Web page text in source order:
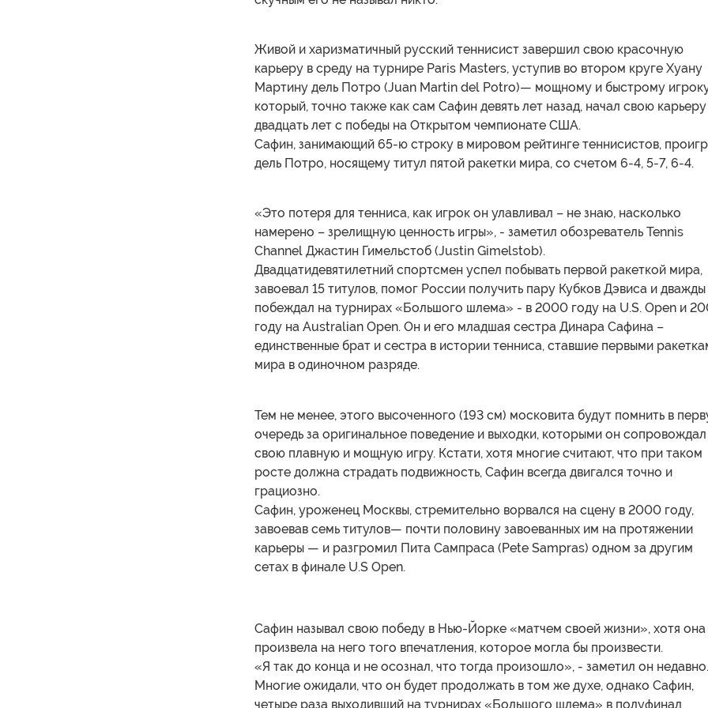
Живой и харизматичный русский теннисист завершил свою красочную
карьеру в среду на турнире Paris Masters, уступив во втором круге Хуану
Мартину дель Потро (Juan Martin del Potro)— мощному и быстрому
который, точно также как сам Сафин девять лет назад, начал свою карьеру
двадцать лет с победы на Открытом чемпионате США.
Сафин, занимающий 65-ю строку в мировом рейтинге теннисистов,
дель Потро, носящему титул пятой ракетки мира, со счетом 6-4, 5-7, 6-4.
«Это потеря для тенниса, как игрок он улавливал – не знаю, насколько
намерено – зрелищную ценность игры», - заметил обозреватель Tennis
Channel Джастин Гимельстоб (Justin Gimelstob).
Двадцатидевятилетний спортсмен успел побывать первой ракеткой мира,
завоевал 15 титулов, помог России получить пару Кубков Дэвиса и дважды
побеждал на турнирах «Большого шлема» - в 2000 году на U.S. Open и
году на Australian Open. Он и его младшая сестра Динара Сафина –
единственные брат и сестра в истории тенниса, ставшие первыми
мира в одиночном разряде.
Тем не менее, этого высоченного (193 см) московита будут помнить в
очередь за оригинальное поведение и выходки, которыми он сопровождал
свою плавную и мощную игру. Кстати, хотя многие считают, что при таком
росте должна страдать подвижность, Сафин всегда двигался точно и
грациозно.
Сафин, уроженец Москвы, стремительно ворвался на сцену в 2000 году,
завоевав семь титулов— почти половину завоеванных им на протяжении
карьеры — и разгромил Пита Сампраса (Pete Sampras) одном за другим
сетах в финале U.S Open.
Сафин называл свою победу в Нью-Йорке «матчем своей жизни», хотя она
произвела на него того впечатления, которое могла бы произвести.
«Я так до конца и не осознал, что тогда произошло», - заметил он недавно.
Многие ожидали, что он будет продолжать в том же духе, однако Сафин,
четыре раза выходивший на турнирах «Большого шлема» в полуфинал